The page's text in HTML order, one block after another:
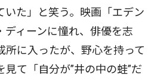
いた」と笑う。映画「エデン
ディーンに憧れ、俳優を志
所に入ったが、野心を持って
て「自分が”井の中の蛙”だ